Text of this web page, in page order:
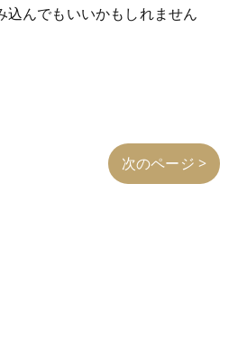
んでもいいかもしれません
次のページ >